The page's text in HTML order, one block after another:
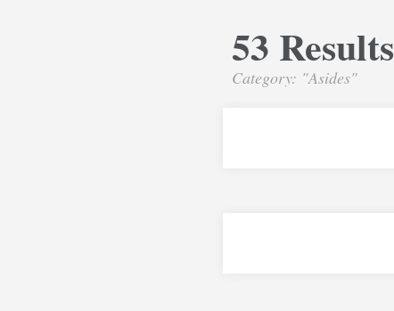
53 Results
Category: "Asides"